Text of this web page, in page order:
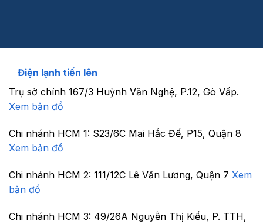
Điện lạnh tiến lên
Trụ sở chính 167/3 Huỳnh Văn Nghệ, P.12, Gò Vấp.
Xem bản đồ
Chi nhánh HCM 1: S23/6C Mai Hắc Đế, P15, Quận 8
Xem bản đồ
Chi nhánh HCM 2: 111/12C Lê Văn Lương, Quận 7 Xem
bản đồ
Chi nhánh HCM 3: 49/26A Nguyễn Thị Kiểu, P. TTH,